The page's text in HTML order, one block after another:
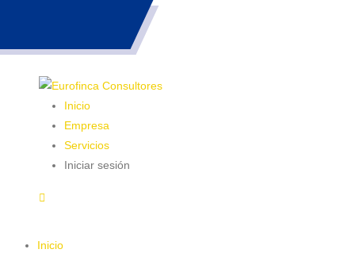
Inicio
Empresa
Servicios
Iniciar sesión
Inicio